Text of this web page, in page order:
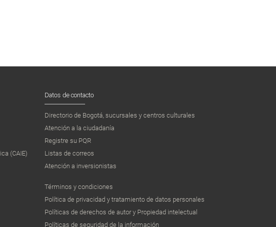
(CAIE)
Datos de contacto
Directorio de Bogotá, sucursales y centros culturales
Atención a la ciudadanía
Registre su PQR
Listas de correos
Atención a inversionistas
Términos y condiciones
Política de privacidad y tratamiento de datos personales
Políticas de derechos de autor y Propiedad intelectual
Políticas de seguridad de la información